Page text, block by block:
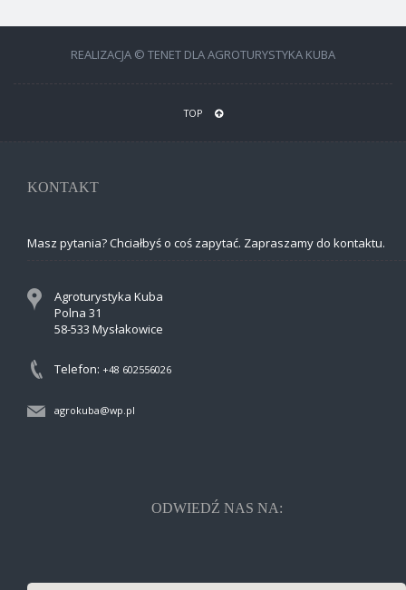
REALIZACJA © TENET DLA AGROTURYSTYKA KUBA
TOP
KONTAKT
Masz pytania? Chciałbyś o coś zapytać. Zapraszamy do kontaktu.
Agroturystyka Kuba
Polna 31
58-533 Mysłakowice
Telefon: +48 602556026
agrokuba@wp.pl
ODWIEDŹ NAS NA: